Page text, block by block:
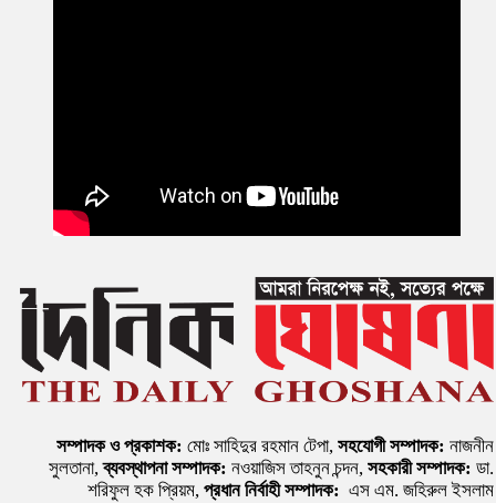
সম্পাদক ও প্রকাশক: মোঃ সাহিদুর রহমান টেপা, সহযোগী সম্পাদক: নাজনীন
সুলতানা,ব্যবস্থাপনা সম্পাদক: নওয়াজিস তাহনুন চন্দন, সহকারী সম্পাদক: ডা.
শরিফুল হক প্রিয়ম, প্রধান নির্বাহী সম্পাদক: এস এম. জহিরুল ইসলাম